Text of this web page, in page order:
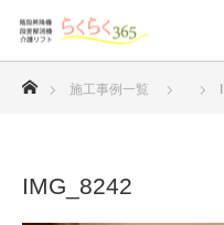
ホーム
施工事例一覧
IMG_8242